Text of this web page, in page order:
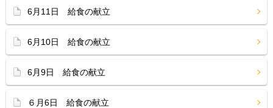
6月11日 給食の献立
6月10日 給食の献立
6月9日 給食の献立
６月6日 給食の献立